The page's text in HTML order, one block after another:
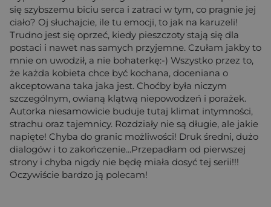
się szybszemu biciu serca i zatraci w tym, co pragnie jej
ciało? Oj słuchajcie, ile tu emocji, to jak na karuzeli!
Trudno jest się oprzeć, kiedy pieszczoty stają się dla
postaci i nawet nas samych przyjemne. Czułam jakby to
mnie on uwodził, a nie bohaterkę:-) Wszystko przez to,
że każda kobieta chce być kochana, doceniana o
akceptowana taka jaka jest. Choćby była niczym
szczególnym, owianą klątwą niepowodzeń i porażek.
Autorka niesamowicie buduje tutaj klimat intymności,
strachu oraz tajemnicy. Rozdziały nie są długie, ale jakie
napięte! Chyba do granic możliwości! Druk średni, dużo
dialogów i to zakończenie...Przepadłam od pierwszej
strony i chyba nigdy nie będę miała dosyć tej serii!!!
Oczywiście bardzo ją polecam!